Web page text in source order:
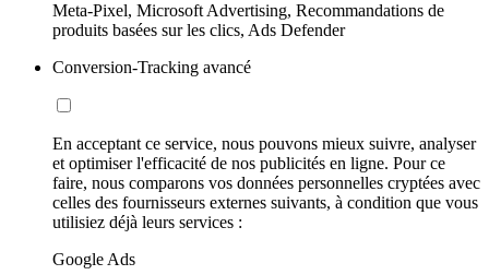
Meta-Pixel, Microsoft Advertising, Recommandations de
produits basées sur les clics, Ads Defender
Conversion-Tracking avancé
En acceptant ce service, nous pouvons mieux suivre, analyser
et optimiser l'efficacité de nos publicités en ligne. Pour ce
faire, nous comparons vos données personnelles cryptées avec
celles des fournisseurs externes suivants, à condition que vous
utilisiez déjà leurs services :
Google Ads